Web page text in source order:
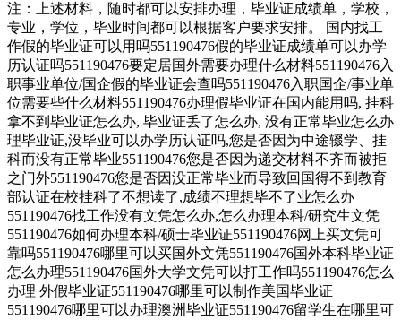
注：上述材料，随时都可以安排办理，毕业证成绩单，学校，
专业，学位，毕业时间都可以根据客户要求安排。 国内找工
作假的毕业证可以用吗551190476假的毕业证成绩单可以办学
历认证吗551190476要定居国外需要办理什么材料551190476入
职事业单位/国企假的毕业证会查吗551190476入职国企/事业单
位需要些什么材料551190476办理假毕业证在国内能用吗, 挂科
拿不到毕业证怎么办, 毕业证丢了怎么办, 没有正常毕业怎么办
理毕业证,没毕业可以办学历认证吗,您是否因为中途辍学、挂
科而没有正常毕业551190476您是否因为递交材料不齐而被拒
之门外551190476您是否因没正常毕业而导致回国得不到教育
部认证在校挂科了不想读了,成绩不理想毕不了业怎么办
551190476找工作没有文凭怎么办,怎么办理本科/研究生文凭
551190476如何办理本科/硕士毕业证551190476网上买文凭可
靠吗551190476哪里可以买国外文凭551190476国外本科毕业证
怎么办理551190476国外大学文凭可以打工作吗551190476怎么
办理 外假毕业证551190476哪里可以制作美国毕业证
551190476哪里可以办理澳洲毕业证551190476留学生在哪里可